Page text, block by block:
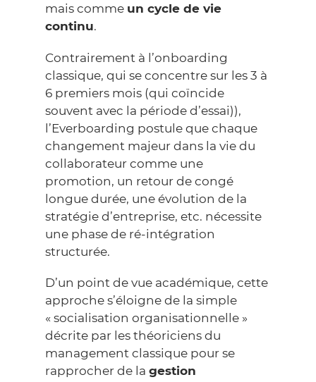
mais comme un cycle de vie
continu.
Contrairement à l’onboarding
classique, qui se concentre sur les 3 à
6 premiers mois (qui coïncide
souvent avec la période d’essai)),
l’Everboarding postule que chaque
changement majeur dans la vie du
collaborateur comme une
promotion, un retour de congé
longue durée, une évolution de la
stratégie d’entreprise, etc. nécessite
une phase de ré-intégration
structurée.
D’un point de vue académique, cette
approche s’éloigne de la simple
« socialisation organisationnelle »
décrite par les théoriciens du
management classique pour se
rapprocher de la gestion